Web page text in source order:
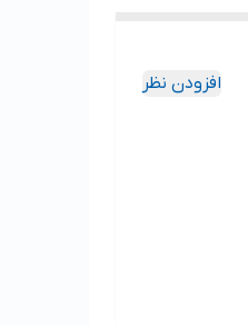
افزودن نظر